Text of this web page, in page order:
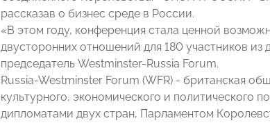
рассказав о бизнес среде в России.
«В этом году, конференция стала ценной
двусторонних отношений для 180 участников
председатель Westminster-Russia Forum.
Russia-Westminster Forum (WFR) - британская
культурного, экономического и политического
дипломатами двух стран, Парламентом